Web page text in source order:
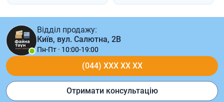
Відділ продажу:
Київ, вул. Салютна, 2В
Пн-Пт · 10:00-19:00
(044) XXX XX XX
Отримати консультацію